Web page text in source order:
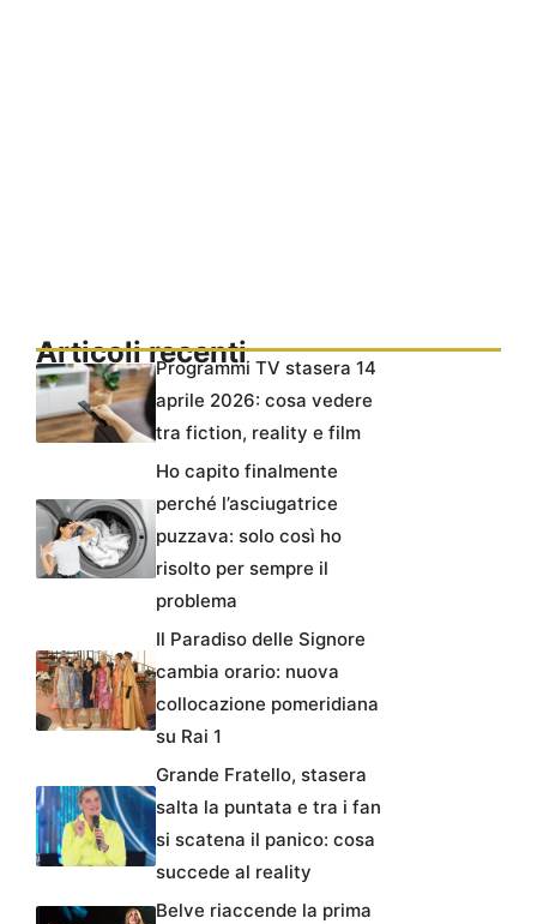
Articoli recentiProgrammi TV stasera 14
aprile 2026: cosa vedere
tra fiction, reality e film
Ho capito finalmente
perché l’asciugatrice
puzzava: solo così ho
risolto per sempre il
problema
Il Paradiso delle Signore
cambia orario: nuova
collocazione pomeridiana
su Rai 1
Grande Fratello, stasera
salta la puntata e tra i fan
si scatena il panico: cosa
succede al reality
Belve riaccende la prima